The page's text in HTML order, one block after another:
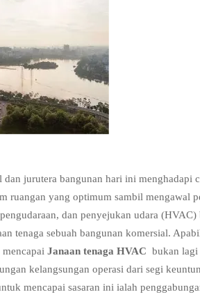
jurutera bangunan hari ini menghadapi
ruangan yang optimum sambil mengawal
dan penyejukan udara
tenaga sebuah bangunan komersial.
Janaan tenaga HVAC bukan
kelangsungan operasi dari segi
mencapai sasaran ini ialah